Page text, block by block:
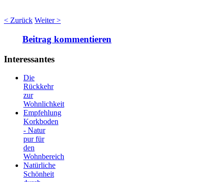
< Zurück Weiter >
Beitrag kommentieren
Interessantes
Die
Rückkehr
zur
Wohnlichkeit
Empfehlung
Korkboden
- Natur
pur für
den
Wohnbereich
Natürliche
Schönheit